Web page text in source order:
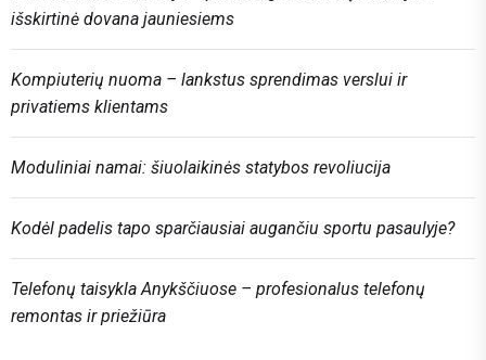
išskirtinė dovana jauniesiems
Kompiuterių nuoma – lankstus sprendimas verslui ir
privatiems klientams
Moduliniai namai: šiuolaikinės statybos revoliucija
Kodėl padelis tapo sparčiausiai augančiu sportu pasaulyje?
Telefonų taisykla Anykščiuose – profesionalus telefonų
remontas ir priežiūra